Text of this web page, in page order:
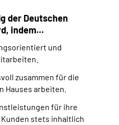
der Deutschen
indem...
und
zusammen für die
Hauses arbeiten.
für ihre
stets inhaltlich